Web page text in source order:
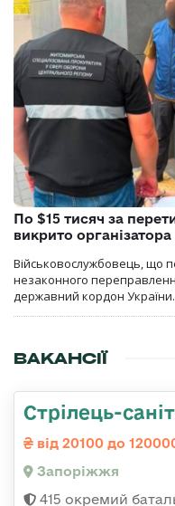
По $15 тисяч за
викрито
Військовослужбовець, що
незаконного
державний кордон України.
ВАКАНСІЇ
Стрілець-
від 20100 до
Запоріжжя
415 окремий